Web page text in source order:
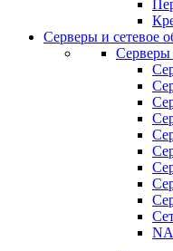
Серверы и сетевое